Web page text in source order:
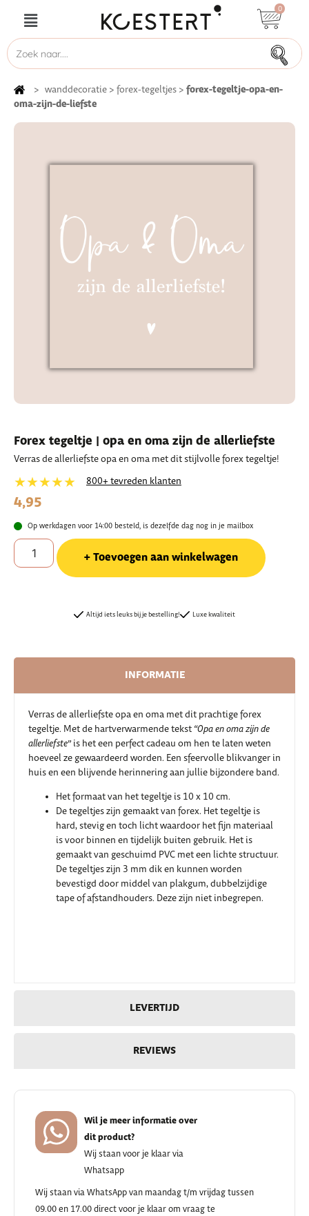
0
> wanddecoratie > forex-tegeltjes > forex-tegeltje-opa-en-
oma-zijn-de-liefste
Forex tegeltje | opa en oma zijn de allerliefste
Verras de allerliefste opa en oma met dit stijlvolle forex tegeltje!
★★★★★ 800+ tevreden klanten
4,95
Op werkdagen voor 14:00 besteld, is dezelfde dag nog in je mailbox
Toevoegen aan winkelwagen
Altijd iets leuks bij je bestelling! Luxe kwaliteit
INFORMATIE
LEVERTIJD
REVIEWS
Verras de allerliefste opa en oma met dit prachtige forex
tegeltje. Met de hartverwarmende tekst “Opa en oma zijn de
allerliefste” is het een perfect cadeau om hen te laten weten
hoeveel ze gewaardeerd worden. Een sfeervolle blikvanger in
huis en een blijvende herinnering aan jullie bijzondere band.
Het formaat van het tegeltje is 10 x 10 cm.
De tegeltjes zijn gemaakt van forex. Het tegeltje is
hard, stevig en toch licht waardoor het fijn materiaal
is voor binnen en tijdelijk buiten gebruik. Het is
gemaakt van geschuimd PVC met een lichte structuur.
De tegeltjes zijn 3 mm dik en kunnen worden
bevestigd door middel van plakgum, dubbelzijdige
tape of afstandhouders. Deze zijn niet inbegrepen.
Wil je meer informatie over
dit product?
Wij staan voor je klaar via
Whatsapp
Wij staan via WhatsApp van maandag t/m vrijdag tussen
09.00 en 17.00 direct voor je klaar om vraag te